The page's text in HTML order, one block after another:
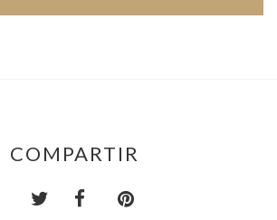
COMPARTIR